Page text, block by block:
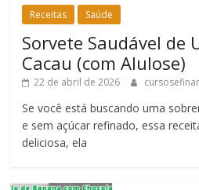
Receitas Saúde
Sorvete Saudável de
Cacau (com Alulose)
22 de abril de 2026
Se você está buscando uma
e sem açúcar refinado, essa
deliciosa, ela